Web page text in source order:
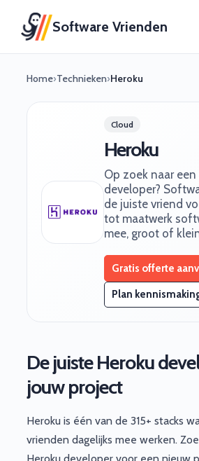
Software Vrienden
Home›Technieken›Heroku
Cloud
Heroku
Op zoek naar
developer?
de juiste vriend
tot maatwerk
mee, groot of
Gratis offerte
Plan
De juiste Heroku
jouw project
Heroku is één van de 315+ stacks
vrienden dagelijks mee werken.